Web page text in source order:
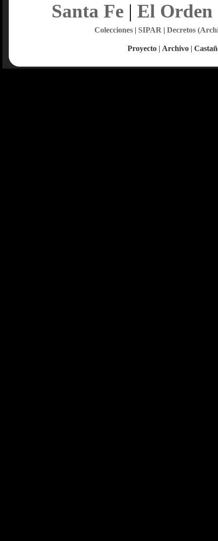
Santa Fe| El Orden
Colecciones| SIPAR | Decretos
Proyecto | Archivo |